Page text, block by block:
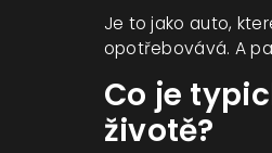
Je to jako auto,
opotřebovává. A
Co je
životě?